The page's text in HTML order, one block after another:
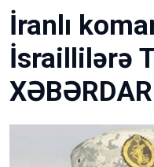
İranlı
İsraillilərə